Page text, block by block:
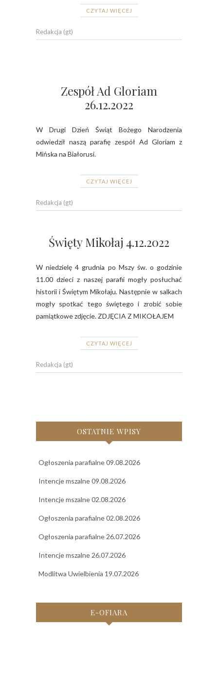
CZYTAJ WIĘCEJ
Redakcja (gt)
Zespół Ad Gloriam
26.12.2022
W Drugi Dzień Świąt Bożego Narodzenia
odwiedził naszą parafię zespół Ad Gloriam z
Mińska na Białorusi.
CZYTAJ WIĘCEJ
Redakcja (gt)
Święty Mikołaj 4.12.2022
W niedzielę 4 grudnia po Mszy św. o godzinie
11.00 dzieci z naszej parafii mogły posłuchać
historii i Świętym Mikołaju. Następnie w salkach
mogły spotkać tego świętego i zrobić sobie
pamiątkowe zdjęcie. ZDJĘCIA Z MIKOŁAJEM
CZYTAJ WIĘCEJ
Redakcja (gt)
OSTATNIE WPISY
Ogłoszenia parafialne 09.08.2026
Intencje mszalne 09.08.2026
Intencje mszalne 02.08.2026
Ogłoszenia parafialne 02.08.2026
Ogłoszenia parafialne 26.07.2026
Intencje mszalne 26.07.2026
Modlitwa Uwielbienia 19.07.2026
E-OFIARA